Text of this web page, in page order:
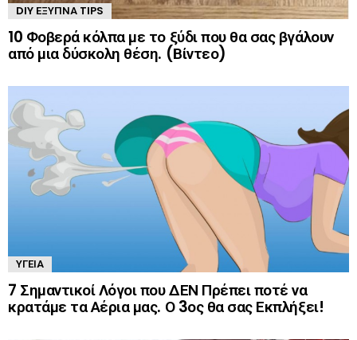
DIY ΈΞΥΠΝΑ TIPS
10 Φοβερά κόλπα με το ξύδι που θα σας βγάλουν
από μια δύσκολη θέση. (Βίντεο)
ΥΓΕΊΑ
7 Σημαντικοί Λόγοι που ΔΕΝ Πρέπει ποτέ να
κρατάμε τα Αέρια μας. Ο 3ος θα σας Εκπλήξει!